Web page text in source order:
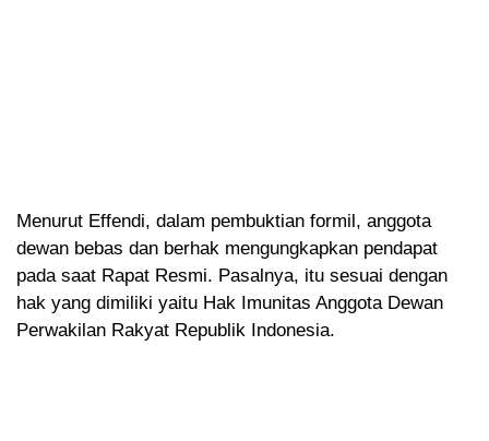
Menurut Effendi, dalam pembuktian formil, anggota
dewan bebas dan berhak mengungkapkan pendapat
pada saat Rapat Resmi. Pasalnya, itu sesuai dengan
hak yang dimiliki yaitu Hak Imunitas Anggota Dewan
Perwakilan Rakyat Republik Indonesia.